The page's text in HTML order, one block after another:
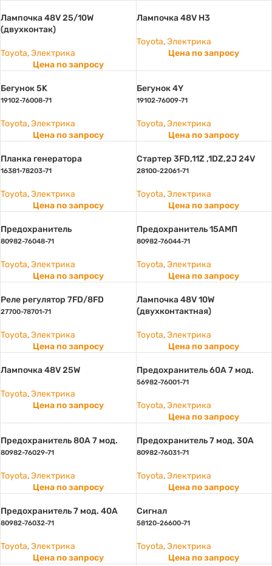
Лампочка 48V 25/10W
(двухконтак)
Toyota,Электрика
Цена по запросу
Лампочка 48V H3
Toyota, Электрика
Цена по запросу
Бегунок 5K
19102-76008-71
Toyota,Электрика
Цена по запросу
Бегунок 4Y
19102-76009-71
Toyota, Электрика
Цена по запросу
Планка генератора
16381-78203-71
Toyota,Электрика
Цена по запросу
Стартер 3FD,11Z ,1DZ,2J 24V
28100-22061-71
Toyota, Электрика
Цена по запросу
Предохранитель
80982-76048-71
Toyota,Электрика
Цена по запросу
Предохранитель 15АМП
80982-76044-71
Toyota, Электрика
Цена по запросу
Реле регулятор 7FD/8FD
27700-78701-71
Toyota,Электрика
Цена по запросу
Лампочка 48V 10W
(двухконтактная)
Toyota, Электрика
Цена по запросу
Лампочка 48V 25W
Toyota,Электрика
Цена по запросу
Предохранитель 60A 7 мод.
56982-76001-71
Toyota, Электрика
Цена по запросу
Предохранитель 80A 7 мод.
80982-76029-71
Toyota,Электрика
Цена по запросу
Предохранитель 7 мод. 30А
80982-76031-71
Toyota, Электрика
Цена по запросу
Предохранитель 7 мод. 40А
80982-76032-71
Toyota,Электрика
Цена по запросу
Сигнал
58120-26600-71
Toyota, Электрика
Цена по запросу